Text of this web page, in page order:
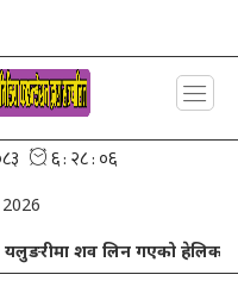
शव लिन गएको हेलिकप्टर